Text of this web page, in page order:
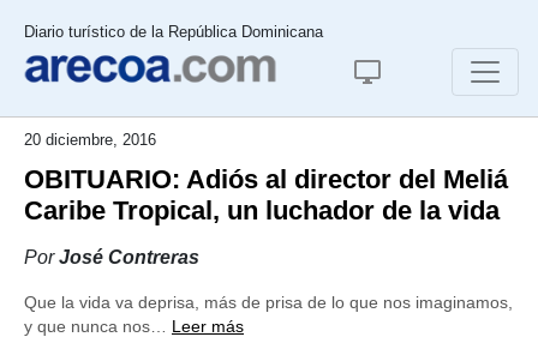
Diario turístico de la República Dominicana
20 diciembre, 2016
OBITUARIO: Adiós al director del Meliá
Caribe Tropical, un luchador de la vida
PorJosé Contreras
Que la vida va deprisa, más de prisa de lo que nos imaginamos,
y que nunca nos… Leer más